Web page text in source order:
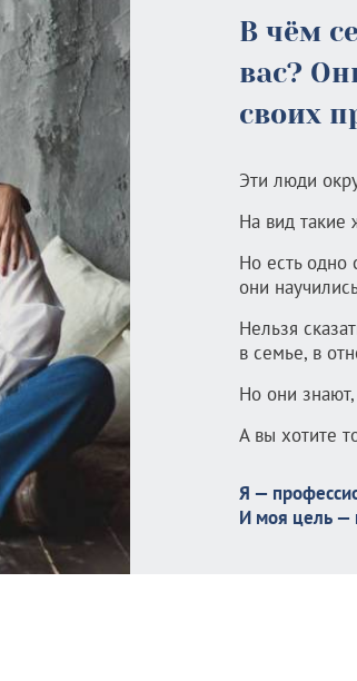
В чём
вас?
своих
Эти люди
На вид такие
Но есть одно
они
Нельзя
в семье, в
Но они
А вы хотите
Я —
И моя цель —